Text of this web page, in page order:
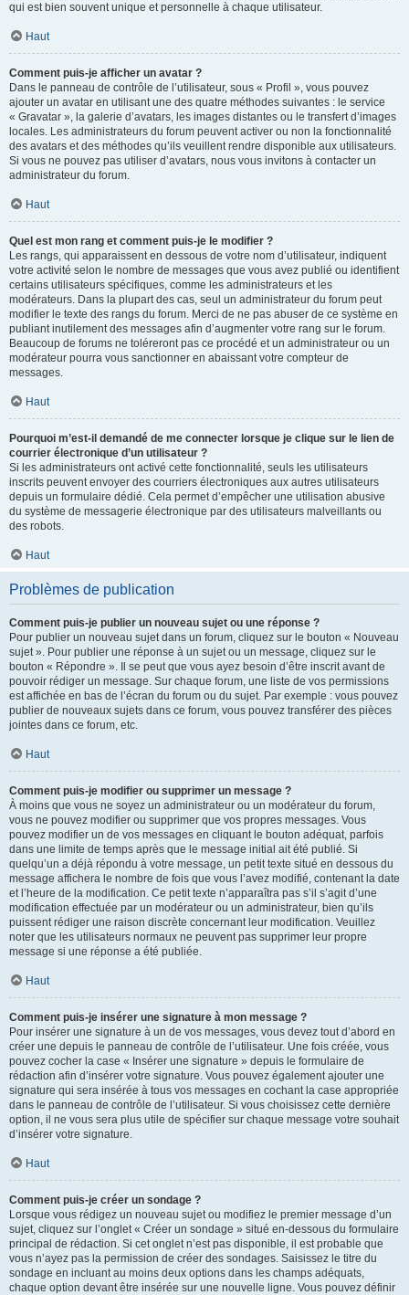
qui est bien souvent unique et personnelle à chaque utilisateur.
Haut
Comment puis-je afficher un avatar ?
Dans le panneau de contrôle de l’utilisateur, sous « Profil », vous pouvez
ajouter un avatar en utilisant une des quatre méthodes suivantes : le service
« Gravatar », la galerie d’avatars, les images distantes ou le transfert d’images
locales. Les administrateurs du forum peuvent activer ou non la fonctionnalité
des avatars et des méthodes qu’ils veuillent rendre disponible aux utilisateurs.
Si vous ne pouvez pas utiliser d’avatars, nous vous invitons à contacter un
administrateur du forum.
Haut
Quel est mon rang et comment puis-je le modifier ?
Les rangs, qui apparaissent en dessous de votre nom d’utilisateur, indiquent
votre activité selon le nombre de messages que vous avez publié ou identifient
certains utilisateurs spécifiques, comme les administrateurs et les
modérateurs. Dans la plupart des cas, seul un administrateur du forum peut
modifier le texte des rangs du forum. Merci de ne pas abuser de ce système en
publiant inutilement des messages afin d’augmenter votre rang sur le forum.
Beaucoup de forums ne toléreront pas ce procédé et un administrateur ou un
modérateur pourra vous sanctionner en abaissant votre compteur de
messages.
Haut
Pourquoi m’est-il demandé de me connecter lorsque je clique sur le lien de
courrier électronique d’un utilisateur ?
Si les administrateurs ont activé cette fonctionnalité, seuls les utilisateurs
inscrits peuvent envoyer des courriers électroniques aux autres utilisateurs
depuis un formulaire dédié. Cela permet d’empêcher une utilisation abusive
du système de messagerie électronique par des utilisateurs malveillants ou
des robots.
Haut
Problèmes de publication
Comment puis-je publier un nouveau sujet ou une réponse ?
Pour publier un nouveau sujet dans un forum, cliquez sur le bouton « Nouveau
sujet ». Pour publier une réponse à un sujet ou un message, cliquez sur le
bouton « Répondre ». Il se peut que vous ayez besoin d’être inscrit avant de
pouvoir rédiger un message. Sur chaque forum, une liste de vos permissions
est affichée en bas de l’écran du forum ou du sujet. Par exemple : vous pouvez
publier de nouveaux sujets dans ce forum, vous pouvez transférer des pièces
jointes dans ce forum, etc.
Haut
Comment puis-je modifier ou supprimer un message ?
À moins que vous ne soyez un administrateur ou un modérateur du forum,
vous ne pouvez modifier ou supprimer que vos propres messages. Vous
pouvez modifier un de vos messages en cliquant le bouton adéquat, parfois
dans une limite de temps après que le message initial ait été publié. Si
quelqu’un a déjà répondu à votre message, un petit texte situé en dessous du
message affichera le nombre de fois que vous l’avez modifié, contenant la date
et l’heure de la modification. Ce petit texte n’apparaîtra pas s’il s’agit d’une
modification effectuée par un modérateur ou un administrateur, bien qu’ils
puissent rédiger une raison discrète concernant leur modification. Veuillez
noter que les utilisateurs normaux ne peuvent pas supprimer leur propre
message si une réponse a été publiée.
Haut
Comment puis-je insérer une signature à mon message ?
Pour insérer une signature à un de vos messages, vous devez tout d’abord en
créer une depuis le panneau de contrôle de l’utilisateur. Une fois créée, vous
pouvez cocher la case « Insérer une signature » depuis le formulaire de
rédaction afin d’insérer votre signature. Vous pouvez également ajouter une
signature qui sera insérée à tous vos messages en cochant la case appropriée
dans le panneau de contrôle de l’utilisateur. Si vous choisissez cette dernière
option, il ne vous sera plus utile de spécifier sur chaque message votre souhait
d’insérer votre signature.
Haut
Comment puis-je créer un sondage ?
Lorsque vous rédigez un nouveau sujet ou modifiez le premier message d’un
sujet, cliquez sur l’onglet « Créer un sondage » situé en-dessous du formulaire
principal de rédaction. Si cet onglet n’est pas disponible, il est probable que
vous n’ayez pas la permission de créer des sondages. Saisissez le titre du
sondage en incluant au moins deux options dans les champs adéquats,
chaque option devant être insérée sur une nouvelle ligne. Vous pouvez définir